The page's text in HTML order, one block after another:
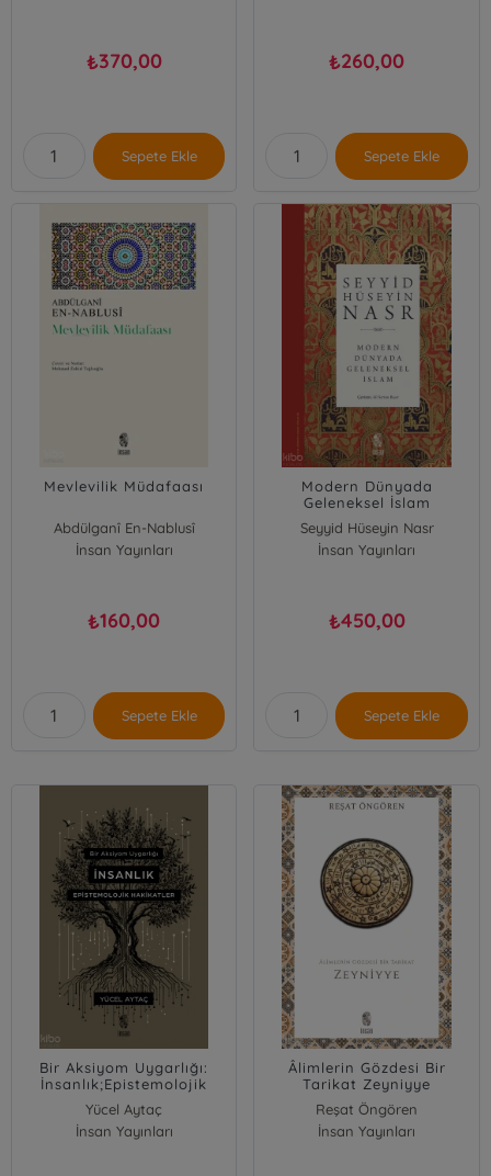
₺370,00
Sepete Ekle
₺260,00
Sepete Ekle
Mevlevilik Müdafaası
Abdülganî En-Nablusî
İnsan Yayınları
₺160,00
Sepete Ekle
Modern Dünyada
Geleneksel İslam
Seyyid Hüseyin Nasr
İnsan Yayınları
₺450,00
Sepete Ekle
Bir Aksiyom Uygarlığı:
İnsanlık;Epistemolojik
Hakikatler
Yücel Aytaç
İnsan Yayınları
Âlimlerin Gözdesi Bir
Tarikat Zeyniyye
Reşat Öngören
İnsan Yayınları